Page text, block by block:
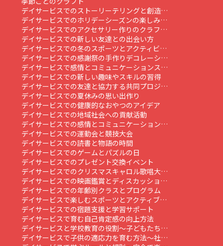
デイサービスでのストーリーテリングと創造…
デイサービスでのホリデーシーズンの楽しみ…
デイサービスでのアクセサリー作りのクラフ…
デイサービスでの新しい友達との出会い方
デイサービスでの冬のスポーツとアクティビ…
デイサービスでの感謝祭の手作りデコレーシ…
デイサービスで感情とコミュニケーションス…
デイサービスでの新しい趣味やスキルの習得
デイサービスでの友達と協力する共同プロジ…
デイサービスでの夏休みの思い出作り
デイサービスでの健康的なおやつのアイデア
デイサービスでの地域社会への貢献活動
デイサービスでの感情とコミュニケーション…
デイサービスでの運動会と競技大会
デイサービスでの読書と物語の時間
デイサービスでのゲームとパズルの日
デイサービスでのプレゼント交換イベント
デイサービスでのクリスマスキャロル歌唱大…
デイサービスでの映画鑑賞とディスカッショ…
デイサービスでの年齢別クラスとプログラム
デイサービスで楽しむスポーツとアクティブ…
デイサービスでの宿題支援と学習サポート
デイサービスで育む自己肯定感の向上方法
デイサービスと学校教育の役割～子どもたち…
デイサービスで子供の適応力を育む方法～社…